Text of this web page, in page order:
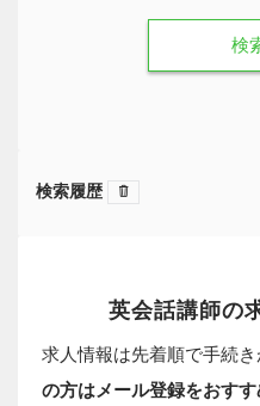
検
検索履歴
英会話講師の
求人情報は先着順で手続き
の方はメール登録をおすす